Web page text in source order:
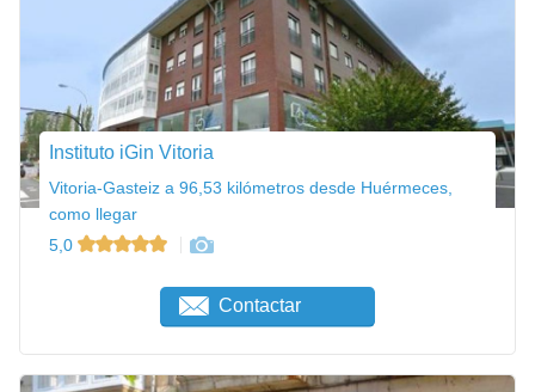
Instituto iGin Vitoria
Vitoria-Gasteiz a 96,53 kilómetros desde Huérmeces,
como llegar
5,0
Contactar